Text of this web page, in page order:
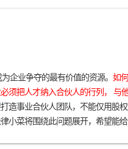
企业争夺的最有价值的资源。 如
须把人才纳入合伙人的行列，
与
造事业合伙人团队，不能仅用股
小菜将围绕此问题展开，希望能